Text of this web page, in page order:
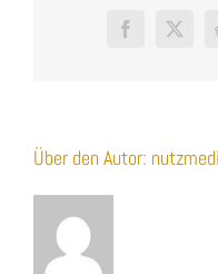
Facebook
X
Über den Autor: